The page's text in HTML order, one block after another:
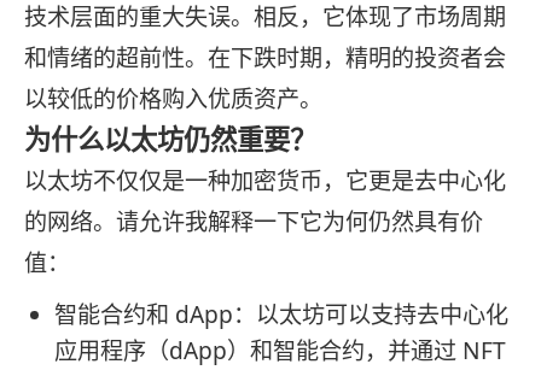
技术层面的重大失误。相反，它体现了市场周期
和情绪的超前性。在下跌时期，精明的投资者会
以较低的价格购入优质资产。
为什么以太坊仍然重要？
以太坊不仅仅是一种加密货币，它更是去中心化
的网络。请允许我解释一下它为何仍然具有价
值：
智能合约和 dApp：以太坊可以支持去中心化
应用程序（dApp）和智能合约，并通过 NFT